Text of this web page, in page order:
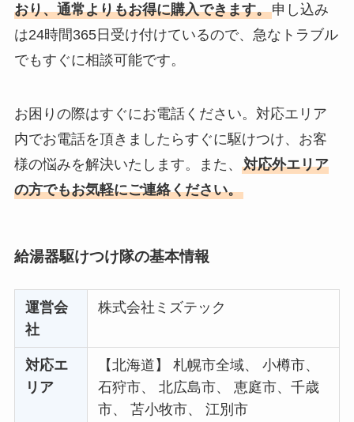
おり、通常よりもお得に購入できます。申し込み
は24時間365日受け付けているので、急なトラブル
でもすぐに相談可能です。
お困りの際はすぐにお電話ください。対応エリア
内でお電話を頂きましたらすぐに駆けつけ、お客
様の悩みを解決いたします。また、 対応外エリア
の方でもお気軽にご連絡ください。
給湯器駆けつけ隊の基本情報
運営会
社
株式会社ミズテック
対応エ
リア
【北海道】 札幌市全域、 小樽市、
石狩市、 北広島市、 恵庭市、千歳
市、 苫小牧市、 江別市